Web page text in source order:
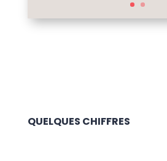
QUELQUES CHIFFRES